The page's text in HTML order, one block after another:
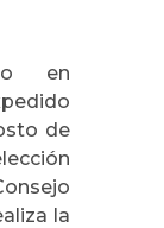
en
de
la